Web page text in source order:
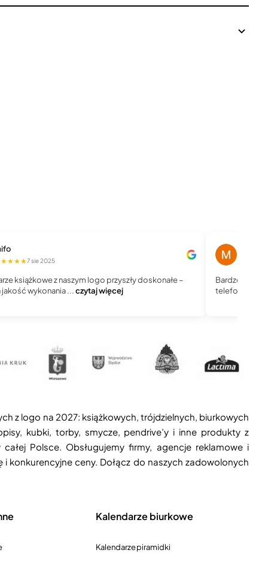
7 sie 2025
książkowe z naszym logo przyszły doskonałe –
wykonania ...czytaj więcej
Bardzo dobry
telefoniczny,
z logo na 2027: książkowych, trójdzielnych, biurkowych
kubki, torby, smycze, pendrive’y i inne produkty z
Polsce. Obsługujemy firmy, agencje reklamowe i
konkurencyjne ceny. Dołącz do naszych zadowolonych
Kalendarze biurkowe
Kalendarze piramidki